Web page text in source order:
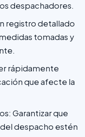
despachadores.
registro detallado
tomadas y
rápidamente
que afecte la
Garantizar que
despacho estén